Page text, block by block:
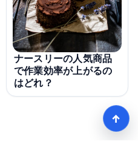
ナースリーの人気商品
で作業効率が上がるの
はどれ？
↑